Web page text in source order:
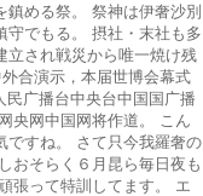
める祭。 祭神は伊奢沙別
守でもる。 摂社・末社も多
立され戦災から唯一焼け残
合演示，本届世博会幕式
民广播台中央台中国国广播
央网中国网将作道。 こん
ですね。 さて只今我羅奢の
おそらく６月昆ら毎日夜も
張って特訓してます。 エ